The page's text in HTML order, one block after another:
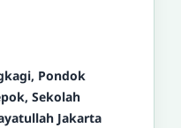
Pondok
Sekolah
Jakarta